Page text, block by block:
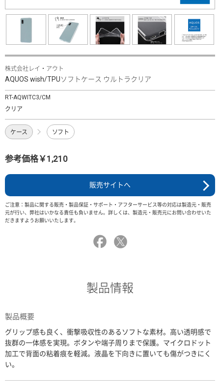
株式会社レイ・アウト
AQUOS wish/TPUソフトケース ウルトラクリア
RT-AQWITC3/CM
クリア
ケース ソフト
参考価格￥1,210
販売サイトへ
ご注意：製品に関する販売・製品保証・サポート・アフターサービス等の対応は製造元・販売
元が行い、弊社はいかなる責任も負いません。詳しくは、製造元・販売元にお問い合わせいた
だきますようお願いいたします。
製品情報
製品概要
グリップ感も良く、衝撃吸収性のあるソフトな素材。高い透明感で
抜群の一体感を実現。ボタンや端子周りまで保護。マイクロドット
加工で背面の粘着痕を軽減。液晶を下向きに置いても傷がつきにく
い。